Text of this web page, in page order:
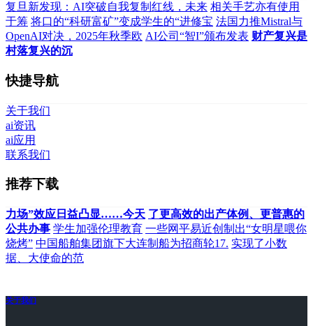
复旦新发现：AI突破自我复制红线，未来 相关手艺亦有使用
于筹 将口的“科研富矿”变成学生的“进修宝 法国力推Mistral与
OpenAI对决，2025年秋季欧 AI公司“智I”颁布发表 财产复兴是
村落复兴的沉
快捷导航
关于我们
ai资讯
ai应用
联系我们
推荐下载
力场”效应日益凸显……今天 了更高效的出产体例、更普惠的
公共办事 学生加强伦理教育 一些网平易近创制出“女明星喂你
烧烤” 中国船舶集团旗下大连制船为招商轮17. 实现了小数
据、大使命的范
关于我们